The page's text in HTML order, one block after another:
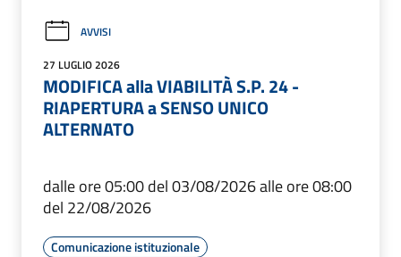
AVVISI
27 LUGLIO 2026
MODIFICA alla VIABILITÀ S.P. 24 -
RIAPERTURA a SENSO UNICO
ALTERNATO
dalle ore 05:00 del 03/08/2026 alle ore 08:00
del 22/08/2026
Comunicazione istituzionale